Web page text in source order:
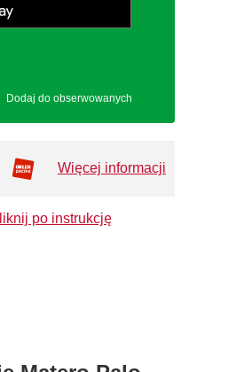
Dodaj do obserwowanych
Więcej informacji
po instrukcję